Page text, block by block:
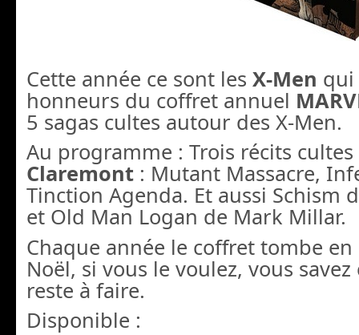
Cette année ce sont les X-Men qui
honneurs du coffret annuel
5 sagas cultes autour des X-Men.
Au programme : Trois récits cultes
Claremont : Mutant Massacre,
Tinction Agenda. Et aussi Schism
et Old Man Logan de Mark Millar.
Chaque année le coffret tombe
Noël, si vous le voulez, vous savez
reste à faire.
Disponible :